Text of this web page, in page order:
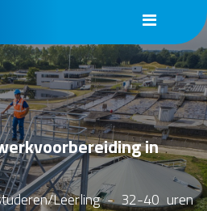
in
Leerling-32-40 uren